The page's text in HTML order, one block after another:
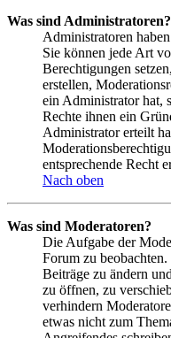
Was sind Administratoren?
Administratoren
Sie können jede Art
Berechtigungen
erstellen,
ein Administrator hat,
Rechte ihnen ein
Administrator erteilt
entsprechende Recht
Nach oben
Was sind Moderatoren?
Die Aufgabe der
Forum zu
Beiträge zu ändern
zu öffnen, zu
verhindern
etwas nicht zum